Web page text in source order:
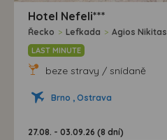
Hotel Nefeli***
Řecko > Lefkada > Agios Nikitas
LAST MINUTE
beze stravy / snídaně
Brno , Ostrava
27.08. - 03.09.26 (8 dní)